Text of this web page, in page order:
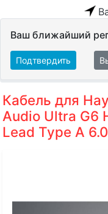
Ваш ближайший
Подтвердить
Кабель для
Audio Ultra G6
Lead Type A